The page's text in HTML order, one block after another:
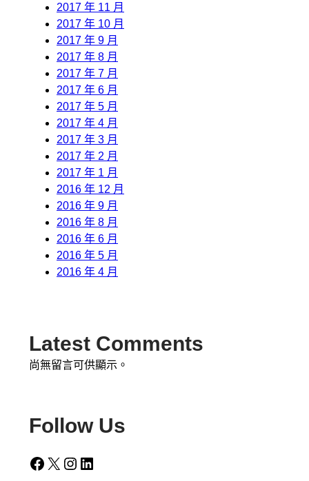
2017 年 11 月
2017 年 10 月
2017 年 9 月
2017 年 8 月
2017 年 7 月
2017 年 6 月
2017 年 5 月
2017 年 4 月
2017 年 3 月
2017 年 2 月
2017 年 1 月
2016 年 12 月
2016 年 9 月
2016 年 8 月
2016 年 6 月
2016 年 5 月
2016 年 4 月
Latest Comments
尚無留言可供顯示。
Follow Us
Facebook X Instagram LinkedIn